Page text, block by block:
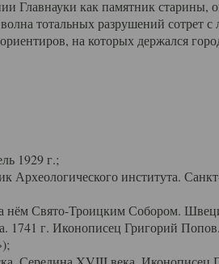
Главнауки как памятник старины,
тотальных разрушений сотрет с
на которых держался
1929 г.;
института.
Свято-Троицким Собором.
г. Иконописец Григорий Попов.